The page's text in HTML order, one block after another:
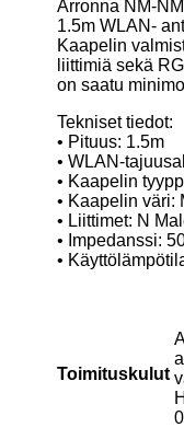
Arronna NM-
1.5m WLAN-
Kaapelin
liittimiä sekä
on saatu
Tekniset tiedot:
• Pituus: 1.5m
• WLAN-
• Kaapelin
• Kaapelin väri:
• Liittimet: N
• Impedanssi:
•
Toimituskulut